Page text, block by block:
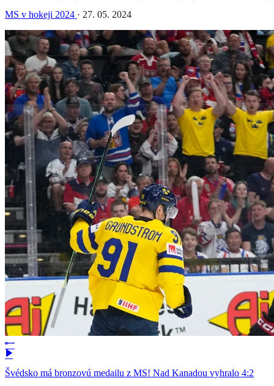
MS v hokeji 2024 · 27. 05. 2024
Švédsko má bronzovú medailu z MS! Nad Kanadou vyhralo 4:2